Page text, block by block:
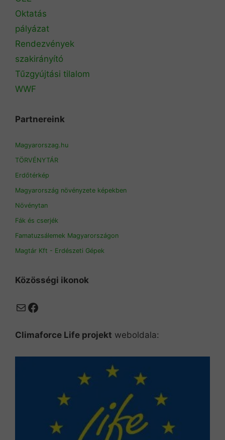
Oktatás
pályázat
Rendezvények
szakirányító
Tűzgyújtási tilalom
WWF
Partnereink
Magyarorszag.hu
TÖRVÉNYTÁR
Erdőtérkép
Magyarország növényzete képekben
Növénytan
Fák és cserjék
Famatuzsálemek Magyarországon
Magtár Kft - Erdészeti Gépek
Közösségi ikonok
MailFacebook
Climaforce Life projekt weboldala: